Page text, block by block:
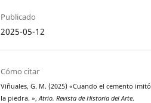
Publicado
2025-05-12
Cómo citar
Viñuales, G. M. (2025) «Cuando el cemento imitó
la piedra. »,Atrio. Revista de Historia del Arte.